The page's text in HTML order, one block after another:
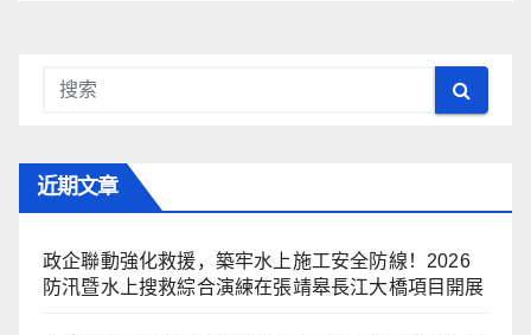
近期文章
政企聯動強化救援，築牢水上施工安全防線！2026
防汛暨水上搜救綜合演練在張靖皋長江大橋項目開展